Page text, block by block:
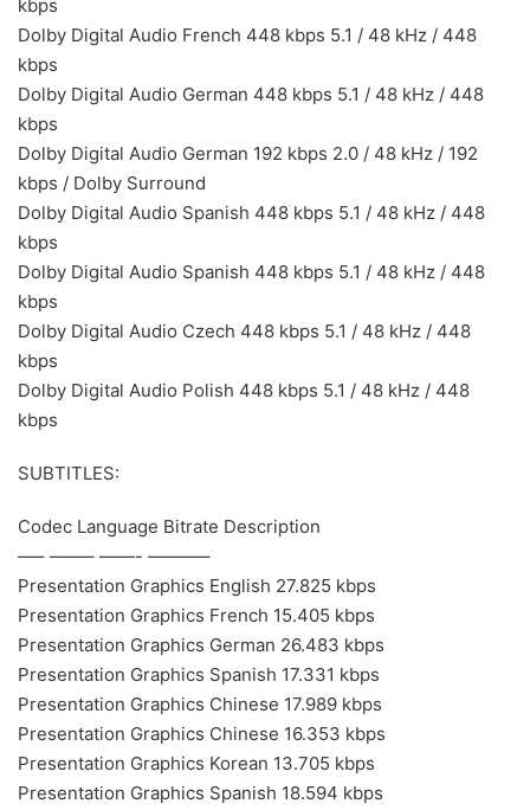
kbps
Dolby Digital Audio French 448 kbps 5.1 / 48 kHz / 448
kbps
Dolby Digital Audio German 448 kbps 5.1 / 48 kHz / 448
kbps
Dolby Digital Audio German 192 kbps 2.0 / 48 kHz / 192
kbps / Dolby Surround
Dolby Digital Audio Spanish 448 kbps 5.1 / 48 kHz / 448
kbps
Dolby Digital Audio Spanish 448 kbps 5.1 / 48 kHz / 448
kbps
Dolby Digital Audio Czech 448 kbps 5.1 / 48 kHz / 448
kbps
Dolby Digital Audio Polish 448 kbps 5.1 / 48 kHz / 448
kbps
SUBTITLES:
Codec Language Bitrate Description
—– ——– ——- ———–
Presentation Graphics English 27.825 kbps
Presentation Graphics French 15.405 kbps
Presentation Graphics German 26.483 kbps
Presentation Graphics Spanish 17.331 kbps
Presentation Graphics Chinese 17.989 kbps
Presentation Graphics Chinese 16.353 kbps
Presentation Graphics Korean 13.705 kbps
Presentation Graphics Spanish 18.594 kbps